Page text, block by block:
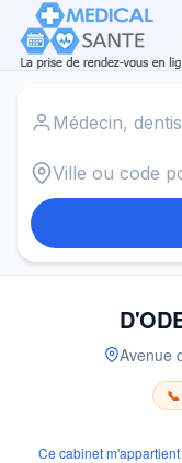
Avenue
Ce cabinet